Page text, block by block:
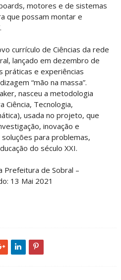
motores e de sistemas
que possam montar e
currículo de Ciências da rede
lançado em dezembro de
práticas e experiências
“mão na massa”.
nasceu a metodologia
Ciência, Tecnologia,
usada no projeto, que
inovação e
para problemas,
do século XXI.
Prefeitura de Sobral –
13 Mai 2021